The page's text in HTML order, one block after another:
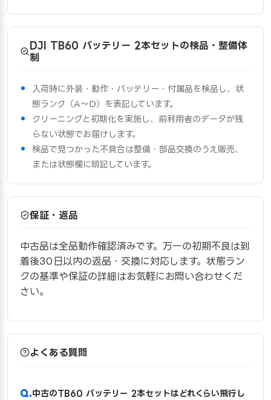
DJI TB60 バッテリー 2本セットの検品・整備体
制
入荷時に外装・動作・バッテリー・付属品を検品し、状
態ランク（A〜D）を表記しています。
クリーニングと初期化を実施し、前利用者のデータが残
らない状態でお届けします。
検品で見つかった不具合は整備・部品交換のうえ販売、
または状態欄に明記しています。
保証・返品
中古品は全品動作確認済みです。万一の初期不良は到
着後30日以内の返品・交換に対応します。状態ラン
クの基準や保証の詳細はお気軽にお問い合わせくだ
さい。
よくある質問
中古のTB60 バッテリー 2本セットはどれくらい飛行し